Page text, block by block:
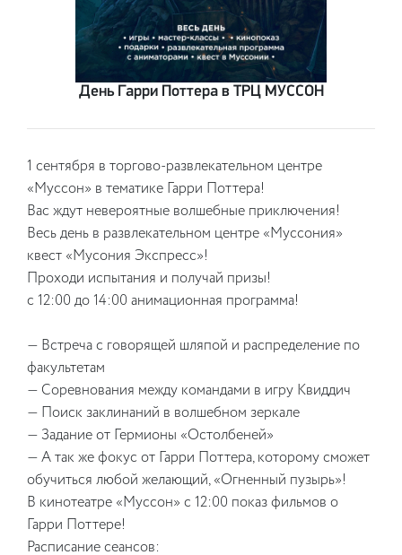
День Гарри Поттера в ТРЦ МУССОН
1 сентября в торгово-развлекательном центре
«Муссон» в тематике Гарри Поттера!
Вас ждут невероятные волшебные приключения!
Весь день в развлекательном центре «Муссония»
квест «Мусония Экспресс»!
Проходи испытания и получай призы!
с 12:00 до 14:00 анимационная программа!
— Встреча с говорящей шляпой и распределение по
факультетам
— Соревнования между командами в игру Квиддич
— Поиск заклинаний в волшебном зеркале
— Задание от Гермионы «Остолбеней»
— А так же фокус от Гарри Поттера, которому сможет
обучиться любой желающий, «Огненный пузырь»!
В кинотеатре «Муссон» с 12:00 показ фильмов о
Гарри Поттере!
Расписание сеансов: